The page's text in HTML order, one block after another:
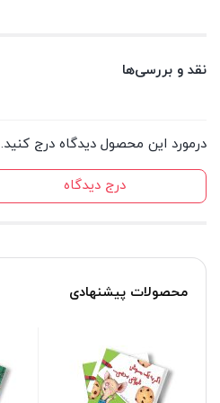
نقد و بررسی‌ها
درمورد این محصول دیدگاه درج کنید.
درج دیدگاه
محصولات پیشنهادی